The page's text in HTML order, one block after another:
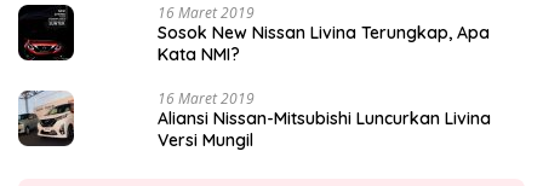
16 Maret 2019
Sosok New Nissan Livina Terungkap, Apa
Kata NMI?
16 Maret 2019
Aliansi Nissan-Mitsubishi Luncurkan Livina
Versi Mungil